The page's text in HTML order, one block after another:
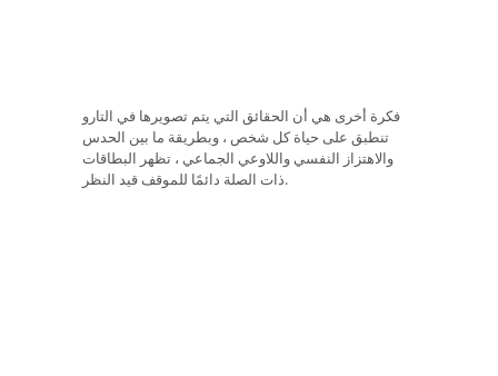
فكرة أخرى هي أن الحقائق التي يتم تصويرها في التارو
تنطبق على حياة كل شخص ، وبطريقة ما بين الحدس
والاهتزاز النفسي واللاوعي الجماعي ، تظهر البطاقات
ذات الصلة دائمًا للموقف قيد النظر.